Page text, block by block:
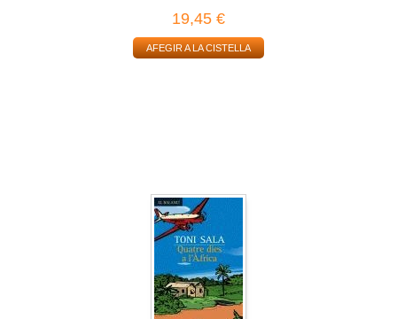
19,45 €
AFEGIR A LA CISTELLA